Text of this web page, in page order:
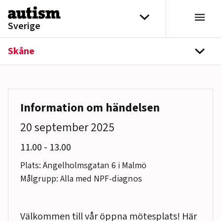
Hoppa till innehåll
Sverige
Välj distrikt
Skåne
Information om händelsen
20 september 2025
11.00 till
- 13.00
Plats: Ängelholmsgatan 6 i Malmö
Målgrupp: Alla med NPF-diagnos
Välkommen till vår öppna mötesplats! Här